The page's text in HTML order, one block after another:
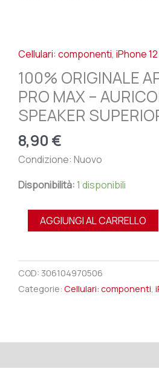
Cellulari: componenti,iPhone
100% ORIGINALE
PRO MAX –
SPEAKER
8,90 €
Condizione: Nuovo
Disponibilità: 1 disponibili
PRO
MAX
-
AURICOLARE
CASSA
EAR
SPEAKER
SUPERIORE
quantità
AGGIUNGI AL CARRELLO
COD: 306104970506
Categorie:Cellulari: componenti,